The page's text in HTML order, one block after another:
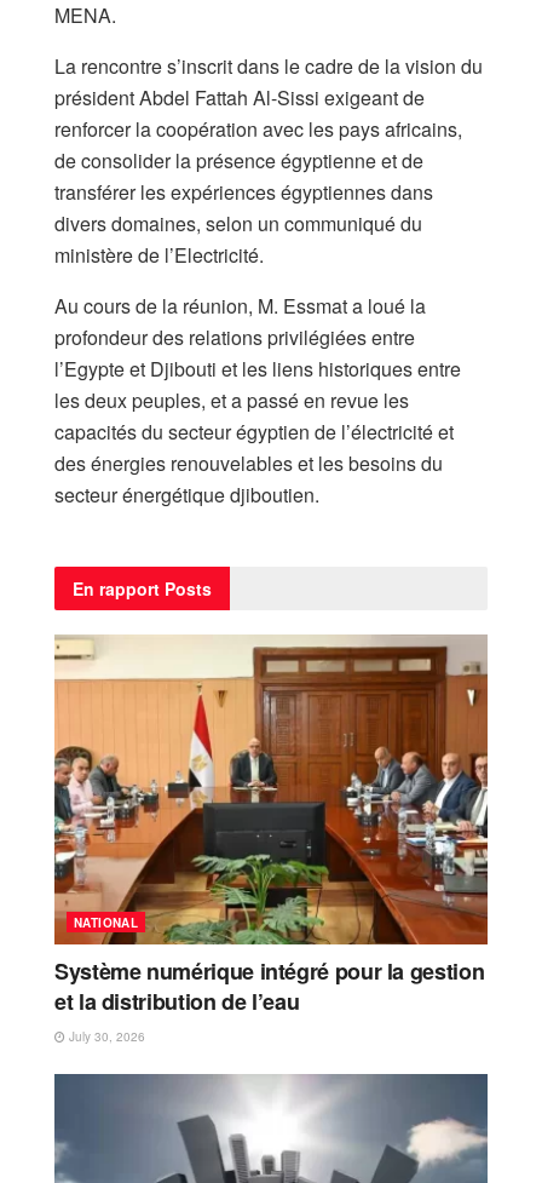
MENA.
La rencontre s’inscrit dans le cadre de la vision du
président Abdel Fattah Al-Sissi exigeant de
renforcer la coopération avec les pays africains,
de consolider la présence égyptienne et de
transférer les expériences égyptiennes dans
divers domaines, selon un communiqué du
ministère de l’Electricité.
Au cours de la réunion, M. Essmat a loué la
profondeur des relations privilégiées entre
l’Egypte et Djibouti et les liens historiques entre
les deux peuples, et a passé en revue les
capacités du secteur égyptien de l’électricité et
des énergies renouvelables et les besoins du
secteur énergétique djiboutien.
En rapport Posts
NATIONAL
Système numérique intégré pour la gestion
et la distribution de l’eau
July 30, 2026